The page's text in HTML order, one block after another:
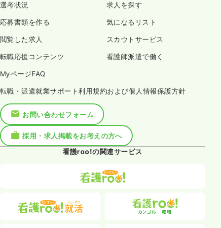
選考状況 求人を探す
応募書類を作る 気になるリスト
閲覧した求人 スカウトサービス
転職応援コンテンツ 看護師派遣で働く
MyページFAQ
転職・派遣就業サポート利用規約および個人情報保護方針
お問い合わせフォーム
採用・求人掲載をお考えの方へ
看護roo!の関連サービス